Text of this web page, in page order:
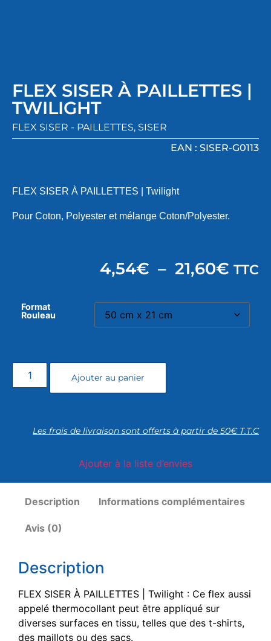
FLEX SISER À PAILLETTES |
TWILIGHT
FLEX SISER - PAILLETTES, SISER
EAN : SISER-G0113
FLEX SISER À PAILLETTES | Twilight
Pour Coton, Polyester et mélange Coton/Polyester.
4,54€ – 21,60€ TTC
Format
Rouleau
Ajouter au panier
Les frais de livraison sont offerts à partir de 50€ T.T.C
Ajouter à la liste d’envies
Description Informations complémentaires
Avis (0)
Description
FLEX SISER À PAILLETTES | Twilight : Ce flex aussi
appelé thermocollant peut être appliqué sur
diverses surfaces en tissu, telles que des t-shirts,
des maillots ou des sacs.